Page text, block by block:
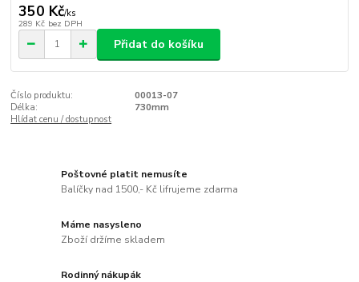
350 Kč/ks
289 Kč bez DPH
Přidat do košíku
Číslo produktu:
00013-07
Délka:
730mm
Hlídat cenu / dostupnost
Poštovné platit nemusíte
Balíčky nad 1500,- Kč lifrujeme zdarma
Máme nasysleno
Zboží držíme skladem
Rodinný nákupák